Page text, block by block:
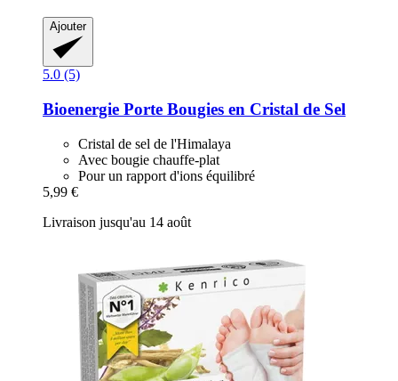
Ajouter
5.0 (5)
Bioenergie Porte Bougies en Cristal de Sel
Cristal de sel de l'Himalaya
Avec bougie chauffe-plat
Pour un rapport d'ions équilibré
5,99 €
Livraison jusqu'au 14 août